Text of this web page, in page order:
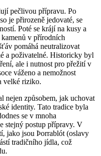
pečlivou přípravu. Po
je přirozeně jedovaté, se
Poté se krájí na kusy a
v přírodních
pomáhá neutralizovat
a poživatelné. Historicky byl
ale i nutnost pro přežití v
váženo a nemožnost
velké riziko.
nejen způsobem, jak uchovat
identity. Tato tradice byla
se v mnoha
stejný postup přípravy. V
jako jsou Þorrablót (oslavy
tradičního jídla, což